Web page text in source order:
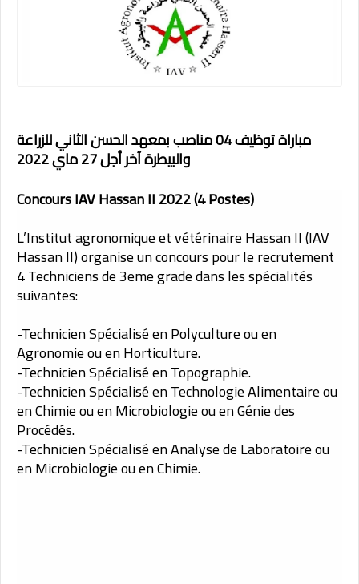
مباراة توظيف 04 مناصب بمعهد الحسن الثاني للزراعة
والبيطرة آخر أجل 27 ماي 2022
Concours IAV Hassan II 2022 (4 Postes)
L’Institut agronomique et vétérinaire Hassan II (IAV
Hassan II) organise un concours pour le recrutement
4 Techniciens de 3eme grade dans les spécialités
suivantes:
-Technicien Spécialisé en Polyculture ou en
Agronomie ou en Horticulture.
-Technicien Spécialisé en Topographie.
-Technicien Spécialisé en Technologie Alimentaire ou
en Chimie ou en Microbiologie ou en Génie des
Procédés.
-Technicien Spécialisé en Analyse de Laboratoire ou
en Microbiologie ou en Chimie.